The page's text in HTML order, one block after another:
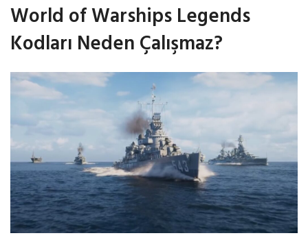
World of Warships Legends
Kodları Neden Çalışmaz?